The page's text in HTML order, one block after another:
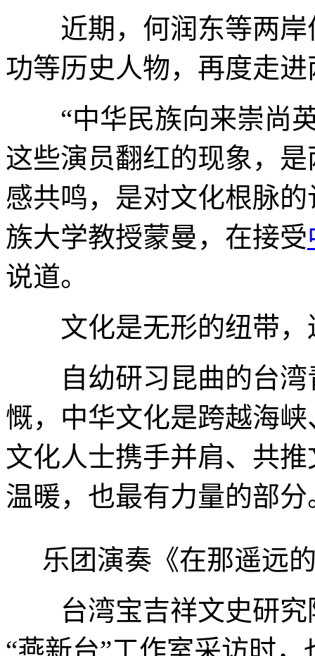
近期，何润东等两岸
功等历史人物，再度走
“中华民族向来崇尚英
这些演员翻红的现象，
感共鸣，是对文化根脉
族大学教授蒙曼，在接受
说道。
文化是无形的纽带，
自幼研习昆曲的台湾
慨，中华文化是跨越海
文化人士携手并肩、共
温暖，也最有力量的部分
乐团演奏《在那遥远
台湾宝吉祥文史研究